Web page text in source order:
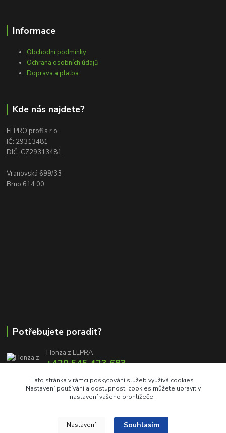
Informace
Obchodní podmínky
Ochrana osobních údajů
Doprava a platba
Kde nás najdete?
ELPRO profi s.r.o.
IČ: 29313481
DIČ: CZ29313481
Vranovská 699/33
Brno 614 00
Potřebujete poradit?
Honza z ELPRA
+420 545 423 683
info@elproprofi.cz
Tato stránka v rámci poskytování služeb využívá cookies.
Nastavení používání a dostupnosti cookies můžete upravit v
nastavení vašeho prohlížeče.
Nastavení Souhlasím